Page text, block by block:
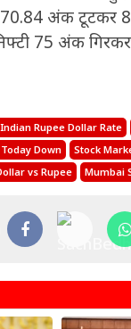
अंक टूटकर
75 अंक
Indian Rupee Dollar Rate
Down
Stock
vs Rupee Mumbai